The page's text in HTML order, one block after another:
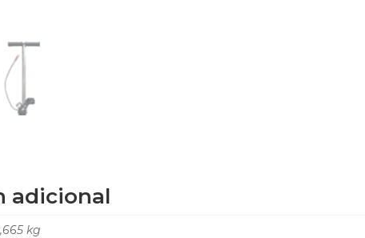
adicional
kg